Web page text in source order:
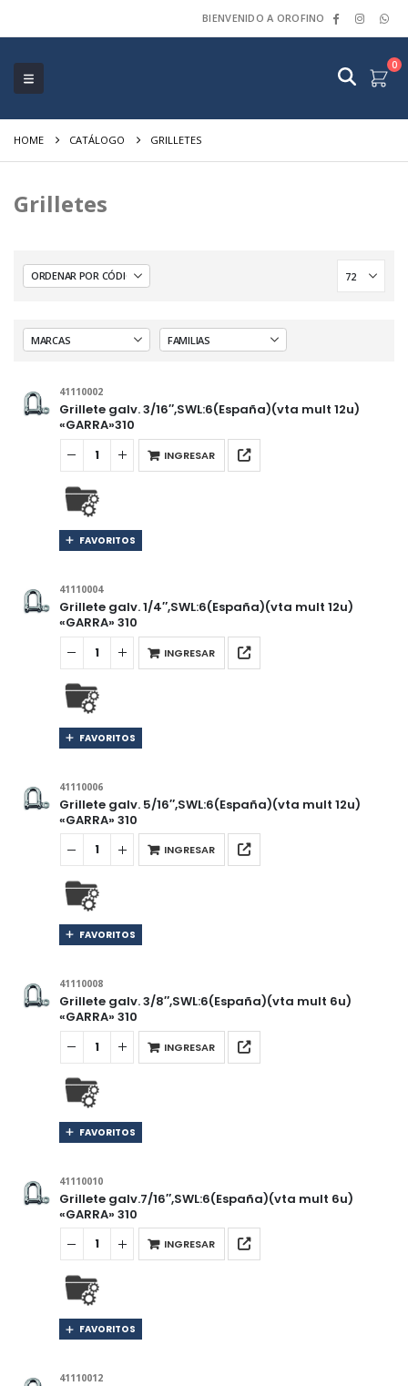
BIENVENIDO A OROFINO
0
HOME CATÁLOGO GRILLETES
Grilletes
41110002
Grillete galv. 3/16″,SWL:6(España)(vta mult 12u)
«GARRA»310
INGRESAR
FAVORITOS
41110004
Grillete galv. 1/4″,SWL:6(España)(vta mult 12u)
«GARRA» 310
INGRESAR
FAVORITOS
41110006
Grillete galv. 5/16″,SWL:6(España)(vta mult 12u)
«GARRA» 310
INGRESAR
FAVORITOS
41110008
Grillete galv. 3/8″,SWL:6(España)(vta mult 6u)
«GARRA» 310
INGRESAR
FAVORITOS
41110010
Grillete galv.7/16″,SWL:6(España)(vta mult 6u)
«GARRA» 310
INGRESAR
FAVORITOS
41110012